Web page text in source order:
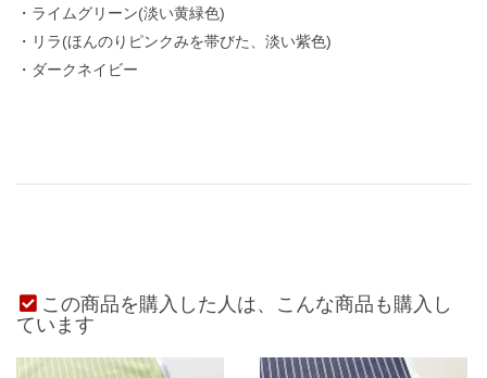
・ライムグリーン(淡い黄緑色)
・リラ(ほんのりピンクみを帯びた、淡い紫色)
・ダークネイビー
この商品を購入した人は、こんな商品も購入し
ています